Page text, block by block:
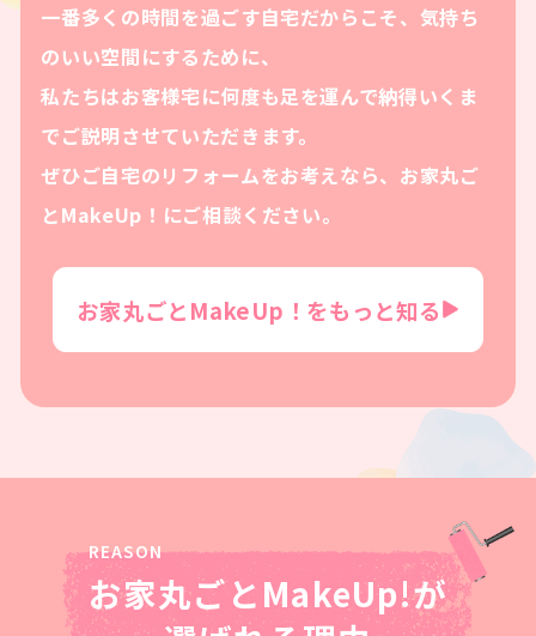
一番多くの時間を過ごす自宅だからこそ、気持ち
のいい空間にするために、
私たちはお客様宅に何度も足を運んで納得いくま
でご説明させていただきます。
ぜひご自宅のリフォームをお考えなら、お家丸ご
とMakeUp！にご相談ください。
お家丸ごとMakeUp！をもっと知る
お家丸ごとMakeUp!が